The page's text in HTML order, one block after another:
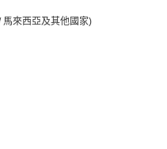
馬來西亞及其他國家)